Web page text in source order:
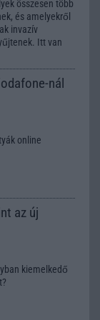
összesen több
és amelyekről
invazív
Itt van
nál
online
az új
kiemelkedő